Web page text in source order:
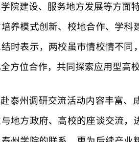
院建设、服务地方发展等方面
养模式创新、校地合作、学科
时表示，两校虽市情校情不
方位合作，共同探索应用型高
泰州调研交流活动内容丰富、
地方政府、高校的座谈交流